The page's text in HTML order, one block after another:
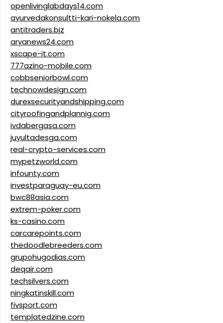
openlivinglabdays14.com
ayurvedakonsultti-kari-nokela.com
antitraders.biz
aryanews24.com
xscape-it.com
777azino-mobile.com
cobbseniorbowl.com
technowdesign.com
durexsecurityandshipping.com
cityroofingandplannig.com
ivdabergasa.com
juyultadesga.com
real-crypto-services.com
mypetzworld.com
infounty.com
investparaguay-eu.com
bwc88asia.com
extrem-poker.com
ks-casino.com
carcarepoints.com
thedoodlebreeders.com
grupohugodias.com
deqair.com
techsilvers.com
ningkatinskill.com
fivsport.com
templatedzine.com